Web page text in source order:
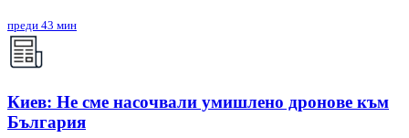
преди 43 мин
Киев: Не сме насочвали умишлено дронове към
България